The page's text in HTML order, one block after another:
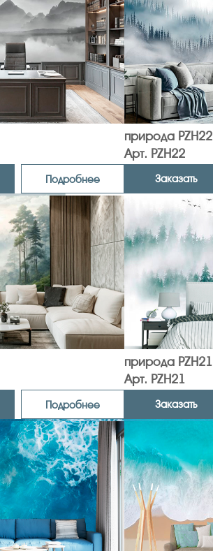
Подробнее
природа PZH22
Арт. PZH22
Заказать
Подробнее
природа PZH21
Арт. PZH21
Заказать